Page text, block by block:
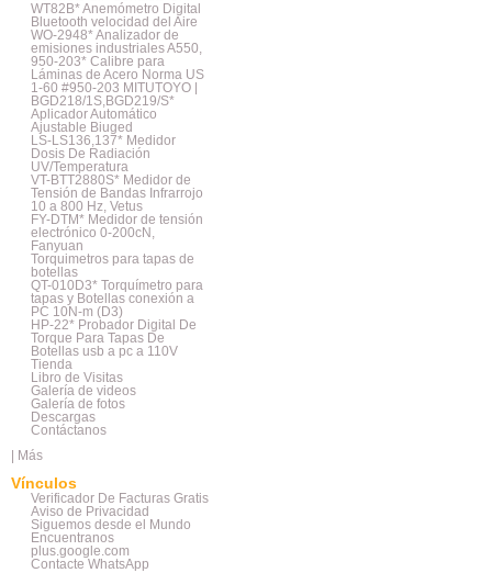
WT82B* Anemómetro Digital
Bluetooth velocidad del Aire
WO-2948* Analizador de
emisiones industriales A550,
950-203* Calibre para
Láminas de Acero Norma US
1-60 #950-203 MITUTOYO |
BGD218/1S,BGD219/S*
Aplicador Automático
Ajustable Biuged
LS-LS136,137* Medidor
Dosis De Radiación
UV/Temperatura
VT-BTT2880S* Medidor de
Tensión de Bandas Infrarrojo
10 a 800 Hz, Vetus
FY-DTM* Medidor de tensión
electrónico 0-200cN,
Fanyuan
Torquimetros para tapas de
botellas
QT-010D3* Torquímetro para
tapas y Botellas conexión a
PC 10N-m (D3)
HP-22* Probador Digital De
Torque Para Tapas De
Botellas usb a pc a 110V
Tienda
Libro de Visitas
Galería de videos
Galería de fotos
Descargas
Contáctanos
Más
Vínculos
Verificador De Facturas Gratis
Aviso de Privacidad
Siguemos desde el Mundo
Encuentranos
plus.google.com
Contacte WhatsApp